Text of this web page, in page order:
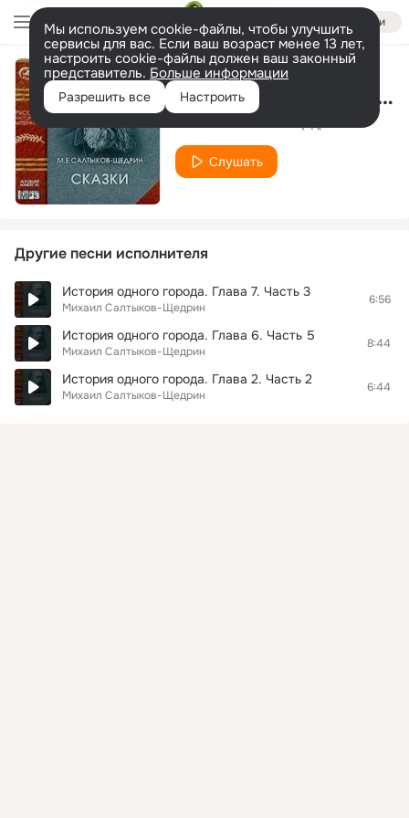
Войти
Мы используем cookie-файлы, чтобы улучшить
сервисы для вас. Если ваш возраст менее 13 лет,
настроить cookie-файлы должен ваш законный
представитель. Больше информации
Разрешить все Настроить История одного города. Глава 4. Часть 4
Слушать
Другие песни исполнителя
История одного города. Глава 7. Часть 3
Михаил Салтыков-Щедрин
6:56
История одного города. Глава 6. Часть 5
Михаил Салтыков-Щедрин
8:44
История одного города. Глава 2. Часть 2
Михаил Салтыков-Щедрин
6:44